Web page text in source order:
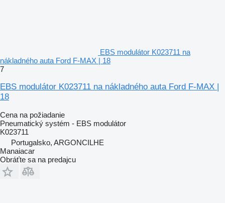
EBS modulátor K023711 na
nákladného auta Ford F-MAX | 18
7
EBS modulátor K023711 na nákladného auta Ford F-MAX |
18
Cena na požiadanie
Pneumatický systém - EBS modulátor
K023711
Portugalsko, ARGONCILHE
Manaiacar
Obráťte sa na predajcu